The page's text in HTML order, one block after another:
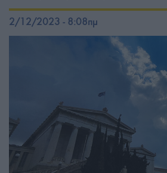
2/12/2023 - 8:08πμ